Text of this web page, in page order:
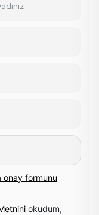
onay formunu
okudum,